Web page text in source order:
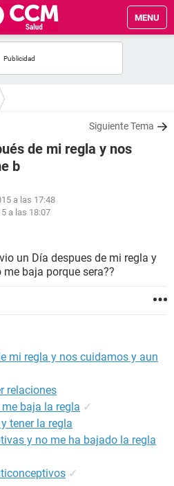
MENU
Siguiente Tema
de mi regla y nos
b
a las 17:48
a las 18:07
un Día despues de mi regla y
baja porque sera??
mi regla y nos cuidamos y aun
relaciones
baja la regla ✓
tener la regla
y no me ha bajado la regla
✓